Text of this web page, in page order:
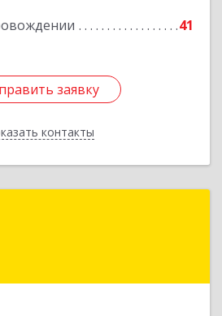
41
заявку
контакты
заявку
Назад
обл, Всеволожский р-н,